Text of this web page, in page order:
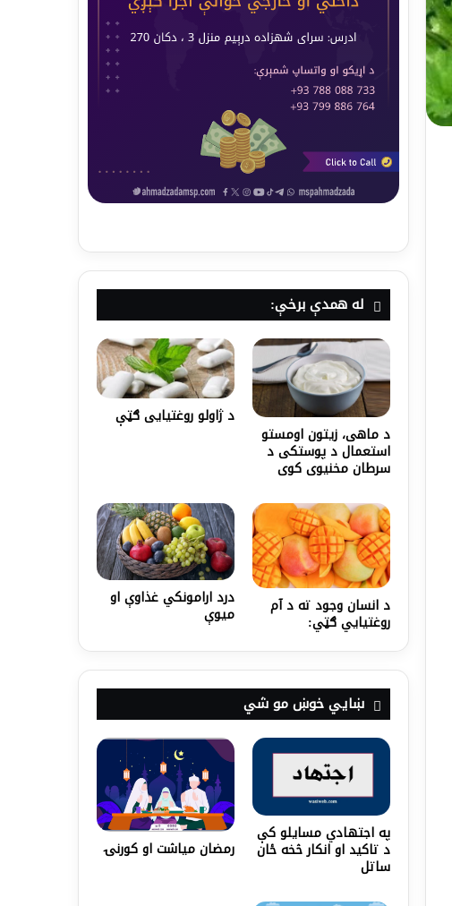
له همدې برخې:
د ماهی، زیتون اومستو
استعمال د پوستکی د
سرطان مخنیوی کوی
د ژاولو روغتیایی ګټې
د انسان وجود ته د آم
روغتیایي ګټي:
درد ارامونکي غذاوې او
میوې
ښايي خوښ مو شي
په اجتهادي مسایلو کې
د تاکید او انکار څخه ځان
ساتل
رمضان میاشت او کورنۍ